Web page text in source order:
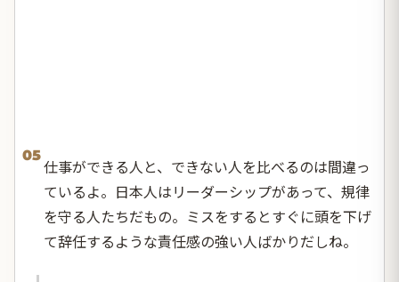
05
仕事ができる人と、できない人を比べるのは間違っ
ているよ。日本人はリーダーシップがあって、規律
を守る人たちだもの。ミスをするとすぐに頭を下げ
て辞任するような責任感の強い人ばかりだしね。